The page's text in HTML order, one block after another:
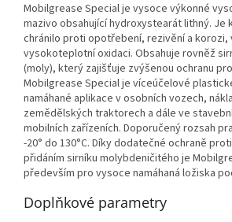
Mobilgrease Special je vysoce výkonné
mazivo obsahující hydroxystearát lithný. Je
chránilo proti opotřebení, rezivění a korozi,
vysokoteplotní oxidaci. Obsahuje rovněž
(moly), který zajišťuje zvýšenou ochranu
Mobilgrease Special je víceúčelové
namáhané aplikace v osobních vozech,
zemědělských traktorech a dále ve
mobilních zařízeních. Doporučený rozsah
-20° do 130°C. Díky dodatečné ochraně
přidáním sirníku molybdeničitého je
především pro vysoce namáhaná ložiska
Doplňkové parametry